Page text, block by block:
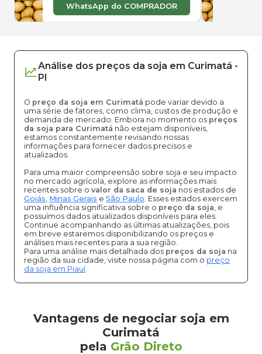
WhatsApp do COMPRADOR
Análise dos preços da soja em Curimatá -
PI
O preço da soja em Curimatá pode variar devido a
uma série de fatores, como clima, custos de produção e
demanda de mercado. Embora no momento os preços
da soja para Curimatá não estejam disponíveis,
estamos constantemente revisando nossas
informações para fornecer dados precisos e
atualizados.
Para uma maior compreensão sobre soja e seu impacto
no mercado agrícola, explore as informações mais
recentes sobre o valor da saca de soja nos estados de
Goiás, Minas Gerais e São Paulo. Esses estados exercem
uma influência significativa sobre o preço da soja, e
possuímos dados atualizados disponíveis para eles.
Continue acompanhando as últimas atualizações, pois
em breve estaremos disponibilizando os preços e
análises mais recentes para a sua região.
Para uma análise mais detalhada dos preços da soja na
região da sua cidade, visite nossa página com o preço
da soja em Piauí.
Vantagens de negociar soja em
Curimatá
pela Grão Direto